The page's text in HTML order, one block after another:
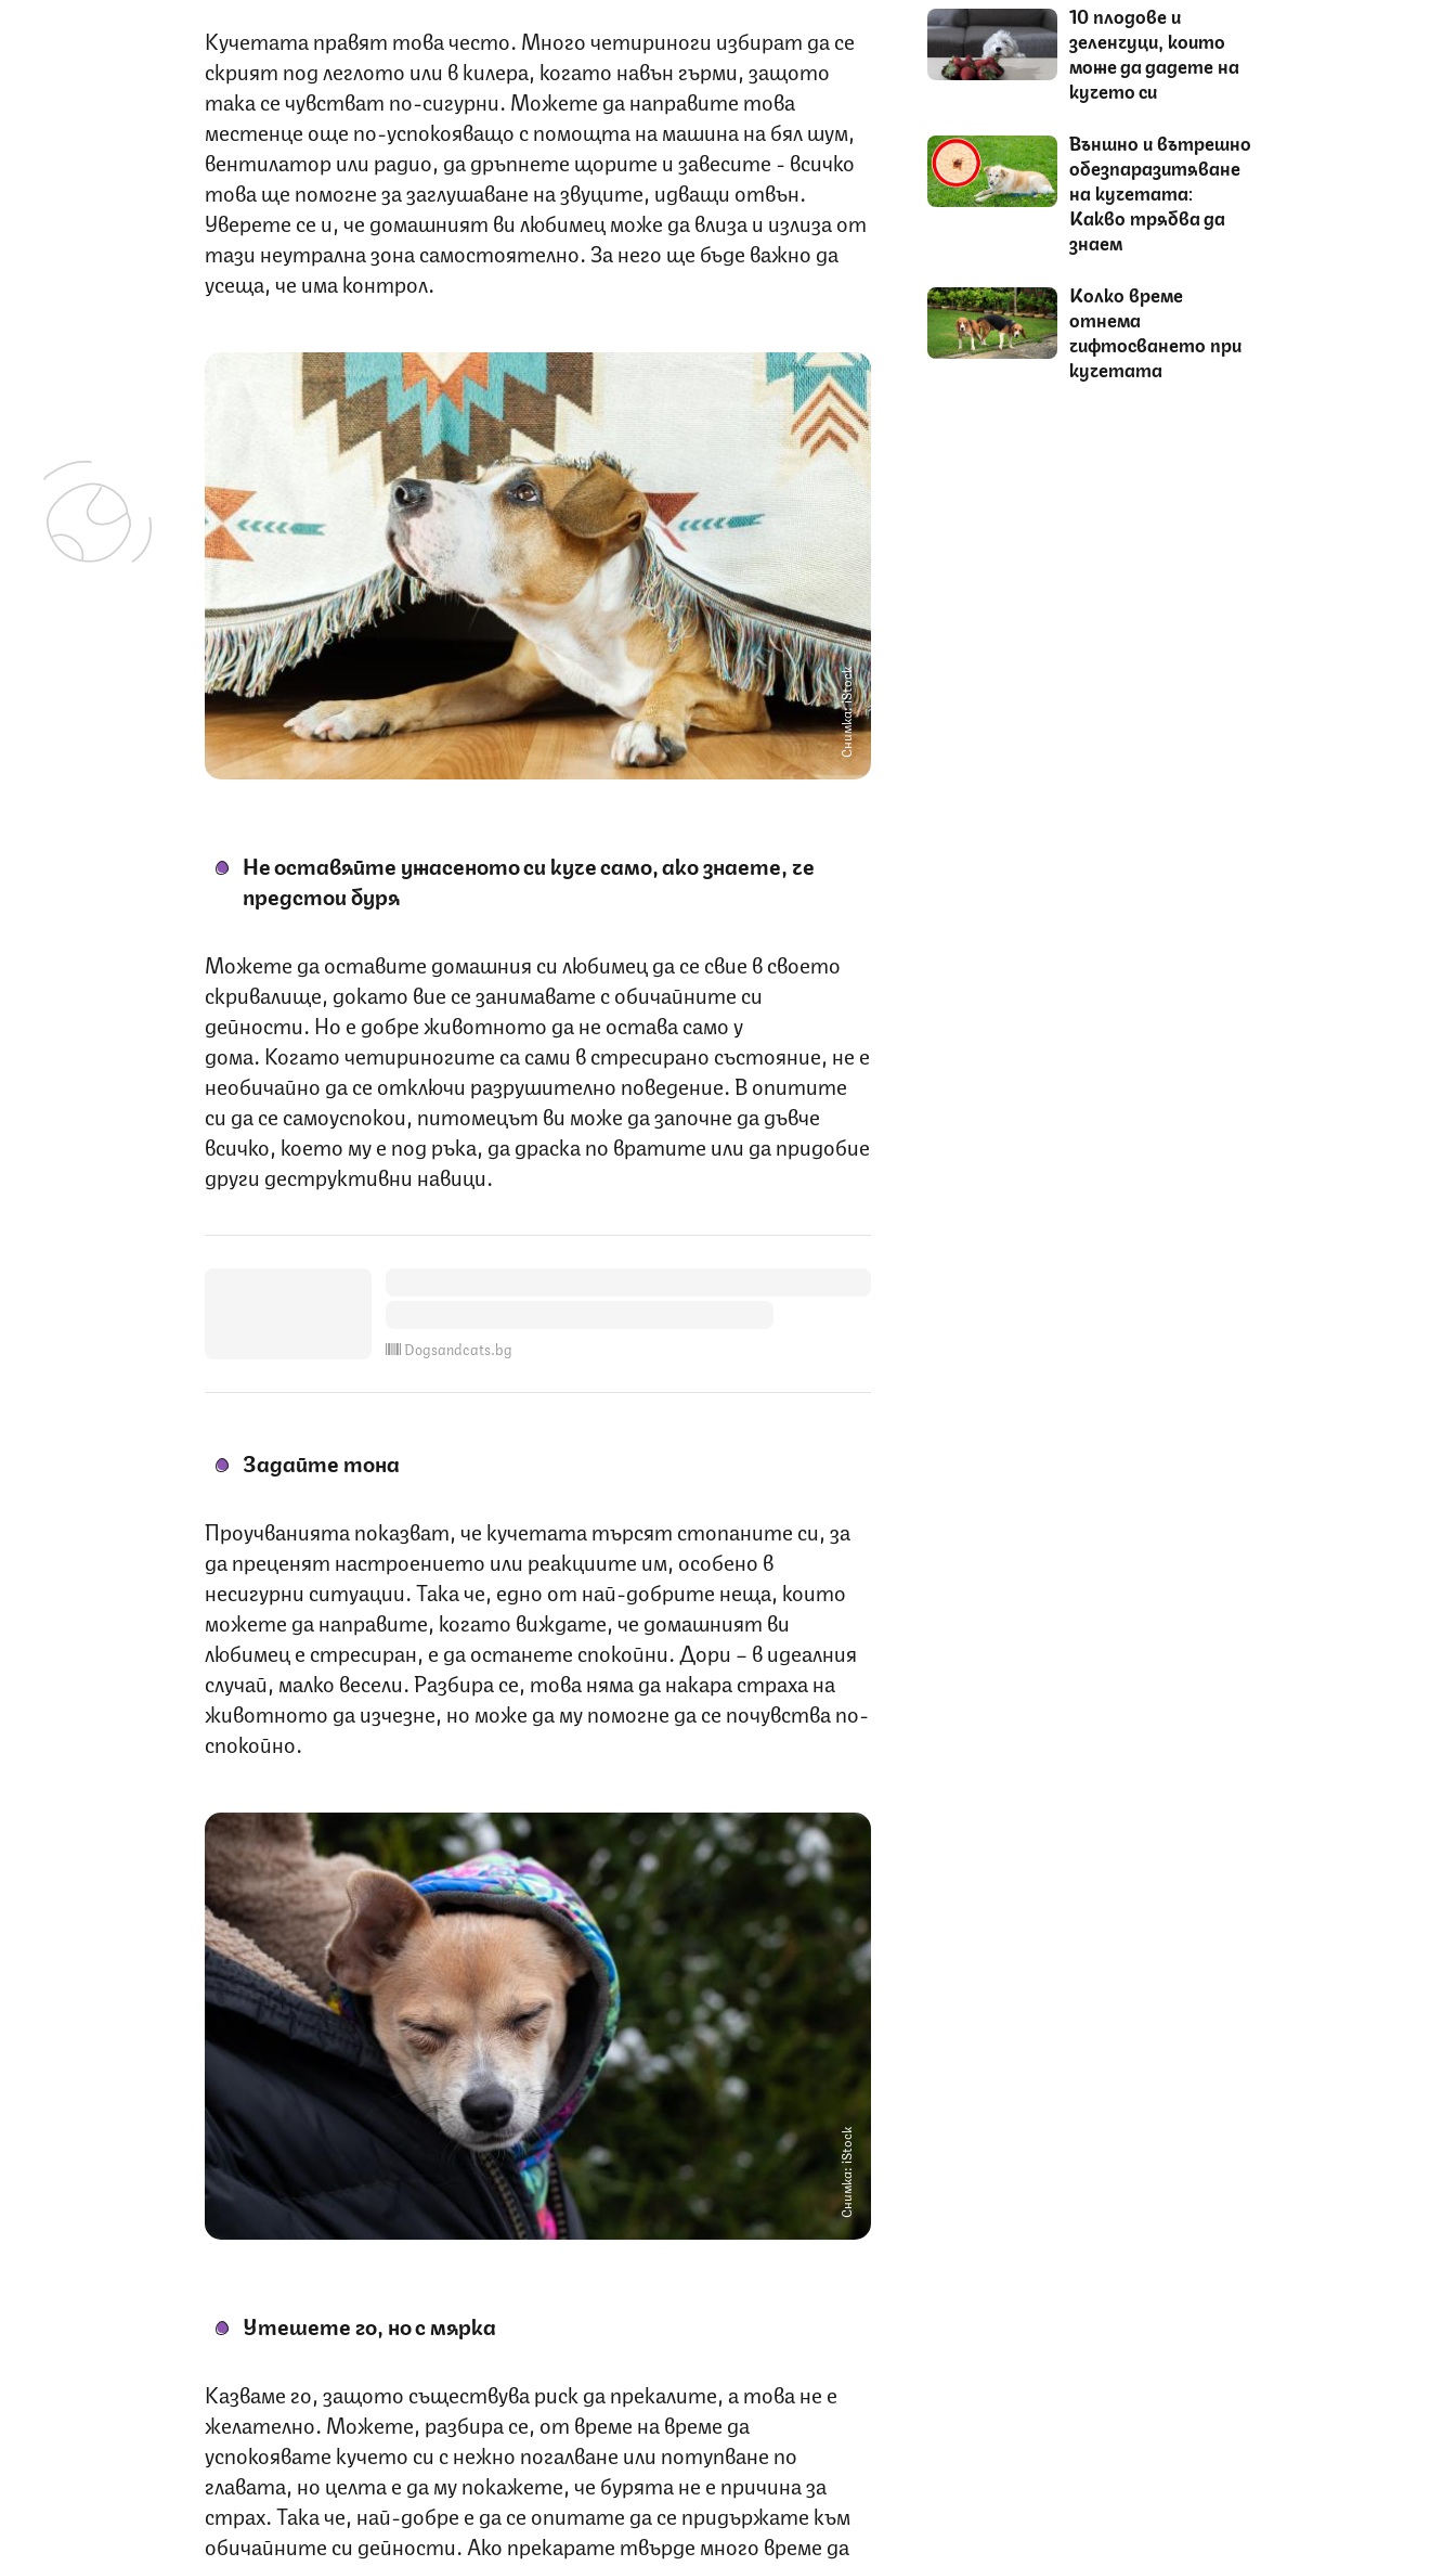
Кучетата правят това често. Много четириноги избират да се
скрият под леглото или в килера, когато навън гърми, защото
така се чувстват по-сигурни. Можете да направите това
местенце още по-успокояващо с помощта на машина на бял шум,
вентилатор или радио, да дръпнете щорите и завесите - всичко
това ще помогне за заглушаване на звуците, идващи отвън.
Уверете се и, че домашният ви любимец може да влиза и излиза от
тази неутрална зона самостоятелно. За него ще бъде важно да
усеща, че има контрол.
Снимка: iStock
Не оставяйте ужасеното си куче само, ако знаете, че
предстои буря
Можете да оставите домашния си любимец да се свие в своето
скривалище, докато вие се занимавате с обичайните си
дейности. Но е добре животното да не остава само у
дома. Когато четириногите са сами в стресирано състояние, не е
необичайно да се отключи разрушително поведение. В опитите
си да се самоуспокои, питомецът ви може да започне да дъвче
всичко, което му е под ръка, да драска по вратите или да придобие
други деструктивни навици.
Dogsandcats.bg
Задайте тона
Проучванията показват, че кучетата търсят стопаните си, за
да преценят настроението или реакциите им, особено в
несигурни ситуации. Така че, едно от най-добрите неща, които
можете да направите, когато виждате, че домашният ви
любимец е стресиран, е да останете спокойни. Дори – в идеалния
случай, малко весели. Разбира се, това няма да накара страха на
животното да изчезне, но може да му помогне да се почувства по-
спокойно.
Снимка: iStock
Утешете го, но с мярка
Казваме го, защото съществува риск да прекалите, а това не е
желателно. Можете, разбира се, от време на време да
успокоявате кучето си с нежно погалване или потупване по
главата, но целта е да му покажете, че бурята не е причина за
страх. Така че, най-добре е да се опитате да се придържате към
обичайните си дейности. Ако прекарате твърде много време да
10 плодове и
зеленчуци, които
може да дадете на
кучето си
Външно и вътрешно
обезпаразитяване
на кучетата:
Какво трябва да
знаем
Колко време
отнема
чифтосването при
кучетата